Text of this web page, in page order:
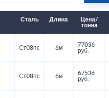
Сталь Длина
Цена/
тонна
Ст08пс 6м
77036
руб.
Ст08пс 6м
67536
руб.